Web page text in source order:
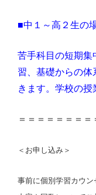
■中１～高２生の
苦手科目の短期集
習、基礎からの
きます。学校の授
＝＝＝＝＝＝＝＝
＜お申し込み＞
事前に個別学習カウ